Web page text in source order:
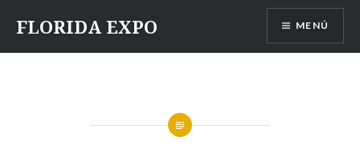
contenido
FLORIDA EXPO MENÚ